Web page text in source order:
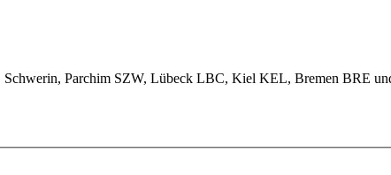
Parchim SZW, Lübeck LBC, Kiel KEL, Bremen BRE